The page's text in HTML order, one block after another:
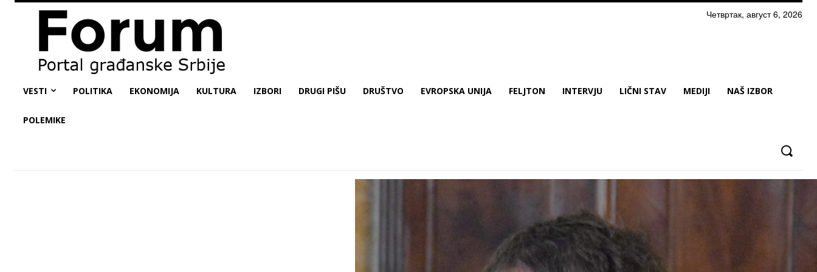
Четвртак, август 6, 2026
VESTI POLITIKA EKONOMIJA KULTURA IZBORI DRUGI PIŠU DRUŠTVO EVROPSKA UNIJA FELJTON INTERVJU LIČNI STAV MEDIJI NAŠ IZBOR
POLEMIKE